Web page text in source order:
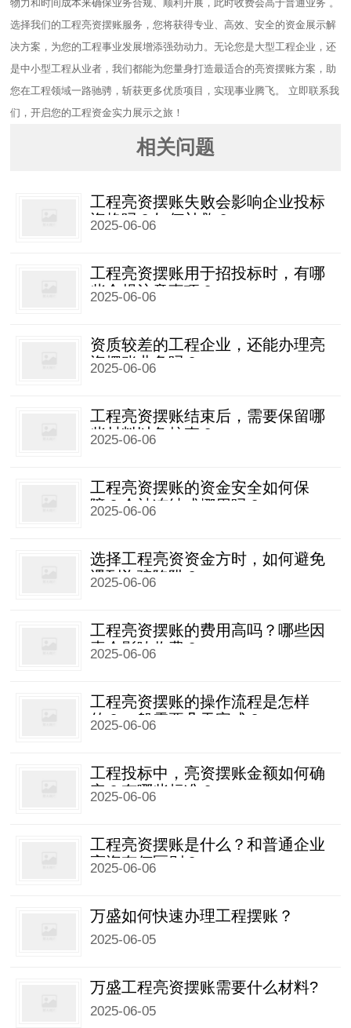
物力和时间成本来确保业务合规、顺利开展，此时收费会高于普通业务 。​
选择我们的工程亮资摆账服务，您将获得专业、高效、安全的资金展示解
决方案，为您的工程事业发展增添强劲动力。无论您是大型工程企业，还
是中小型工程从业者，我们都能为您量身打造最适合的亮资摆账方案，助
您在工程领域一路驰骋，斩获更多优质项目，实现事业腾飞。 立即联系我
们，开启您的工程资金实力展示之旅！
相关问题
工程亮资摆账失败会影响企业投标
资格吗？如何补救？
2025-06-06
工程亮资摆账用于招投标时，有哪
些合规注意事项？
2025-06-06
资质较差的工程企业，还能办理亮
资摆账业务吗？
2025-06-06
工程亮资摆账结束后，需要保留哪
些材料以备核查？
2025-06-06
工程亮资摆账的资金安全如何保
障？会被冻结或挪用吗？
2025-06-06
选择工程亮资资金方时，如何避免
遇到诈骗陷阱？
2025-06-06
工程亮资摆账的费用高吗？哪些因
素会影响收费？
2025-06-06
工程亮资摆账的操作流程是怎样
的？一般需要几天完成？
2025-06-06
工程投标中，亮资摆账金额如何确
定？有哪些标准？
2025-06-06
工程亮资摆账是什么？和普通企业
亮资有何区别？
2025-06-06
万盛如何快速办理工程摆账？
2025-06-05
万盛工程亮资摆账需要什么材料?
2025-06-05